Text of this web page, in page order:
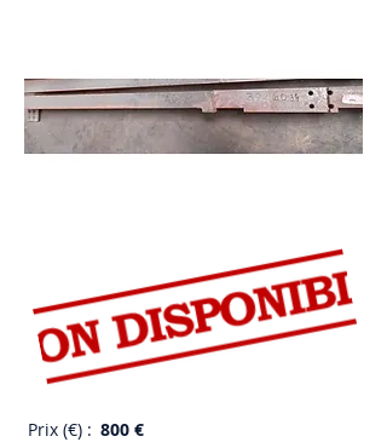
Prix (€) : 800 €